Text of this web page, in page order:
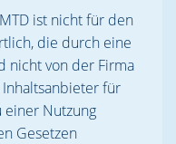
ist nicht für den
die durch eine
nicht von der Firma
für
einer Nutzung
Gesetzen